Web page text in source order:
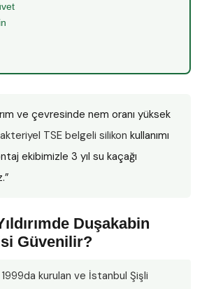
ve çevresinde nem oranı yüksek
TSE belgeli silikon kullanımı
ekibimizle 3 yıl su kaçağı
Duşakabin
Güvenilir?
kurulan ve İstanbul Şişli